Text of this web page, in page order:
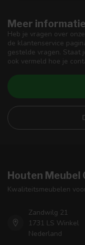
Meer informatie
Heb je vragen over
de klantenservice
gestelde vragen. Staat
ook vermeld hoe je
Houten Meubel
Kwaliteitsmeubelen
Zandwilg 21
1731 LS Winkel
Nederland